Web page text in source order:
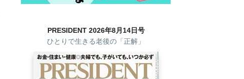
PRESIDENT 2026年8月14日号
ひとりで生きる老後の「正解」